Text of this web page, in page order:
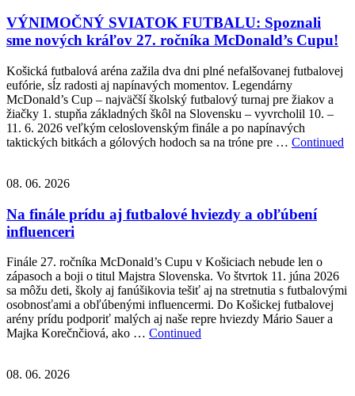
VÝNIMOČNÝ SVIATOK FUTBALU: Spoznali
sme nových kráľov 27. ročníka McDonald’s Cupu!
Košická futbalová aréna zažila dva dni plné nefalšovanej futbalovej
eufórie, sĺz radosti aj napínavých momentov. Legendárny
McDonald’s Cup – najväčší školský futbalový turnaj pre žiakov a
žiačky 1. stupňa základných škôl na Slovensku – vyvrcholil 10. –
11. 6. 2026 veľkým celoslovenským finále a po napínavých
taktických bitkách a gólových hodoch sa na tróne pre … Continued
08. 06. 2026
Na finále prídu aj futbalové hviezdy a obľúbení
influenceri
Finále 27. ročníka McDonald’s Cupu v Košiciach nebude len o
zápasoch a boji o titul Majstra Slovenska. Vo štvrtok 11. júna 2026
sa môžu deti, školy aj fanúšikovia tešiť aj na stretnutia s futbalovými
osobnosťami a obľúbenými influencermi. Do Košickej futbalovej
arény prídu podporiť malých aj naše repre hviezdy Mário Sauer a
Majka Korečnčiová, ako … Continued
08. 06. 2026